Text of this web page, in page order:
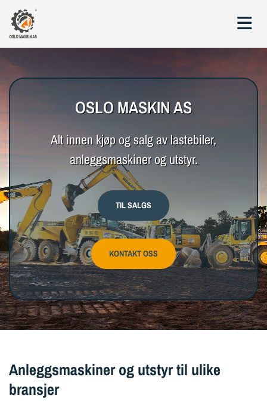
OSLO MASKIN AS
Alt innen kjøp og salg av lastebiler,
anleggsmaskiner og utstyr.
TIL SALGS
KONTAKT OSS
Anleggsmaskiner og utstyr til ulike
bransjer